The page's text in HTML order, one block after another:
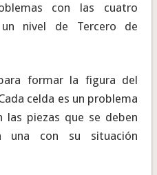
con las cuatro
nivel de Tercero de
formar la figura del
celda es un problema
las piezas que se deben
una con su situación